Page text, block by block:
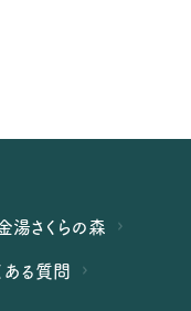
湯さくらの森
ある質問